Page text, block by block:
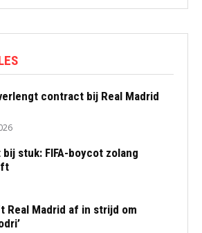
contract bij Real Madrid
bij stuk: FIFA-boycot zolang
Real Madrid af in strijd om